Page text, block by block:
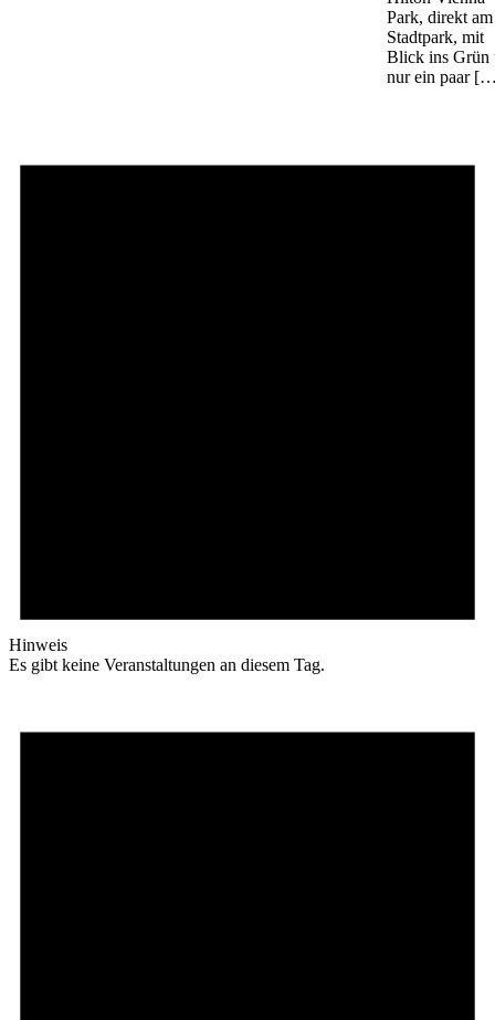
Park, direkt am
Stadtpark, mit
Blick ins Grün
nur ein paar
Hinweis
Es gibt keine Veranstaltungen an diesem Tag.